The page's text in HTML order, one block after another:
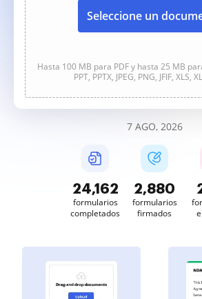
Seleccione un
Hasta 100 MB para PDF y hasta 25 MB
PPT, PPTX, JPEG, PNG, JFIF, XLS,
7 AGO, 2026
24,164
formularios
completados
2,880
formularios
firmados